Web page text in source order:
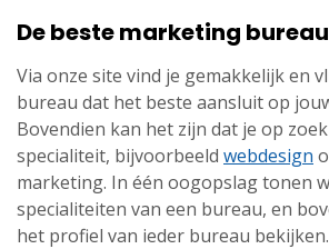
De beste marketing
Via onze site vind je gemakkelijk en
bureau dat het beste aansluit op
Bovendien kan het zijn dat je op
specialiteit, bijvoorbeeld webdesign
marketing. In één oogopslag tonen
specialiteiten van een bureau, en
het profiel van ieder bureau